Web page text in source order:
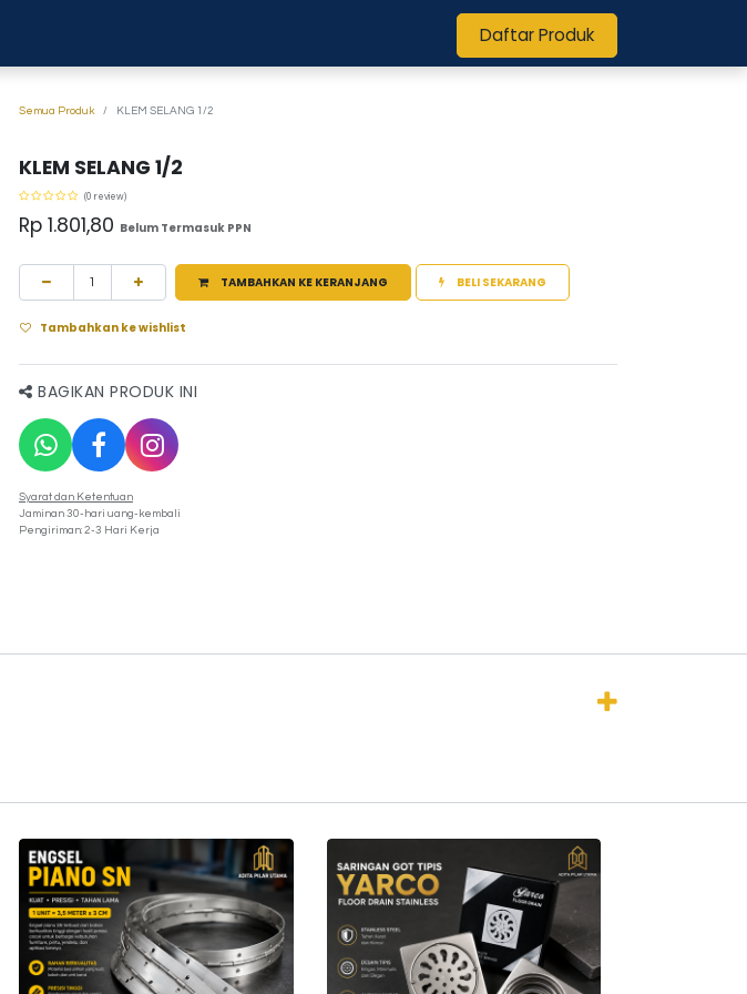
Daftar Produk
Semua Produk KLEM SELANG 1/2
KLEM SELANG 1/2
(0 review)
Rp 1.801,80 Belum Termasuk PPN
TAMBAHKAN KE KERANJANG BELI SEKARANG
Tambahkan ke wishlist
BAGIKAN PRODUK INI
Syarat dan Ketentuan
Jaminan 30-hari uang-kembali
Pengiriman: 2-3 Hari Kerja